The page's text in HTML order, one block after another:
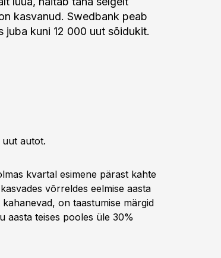
kasvanud. Swedbank peab
juba kuni 12 000 uut sõidukit.
uut autot.
kvartal esimene pärast kahte
võrreldes eelmise aasta
on taastumise märgid
aasta teises pooles üle 30%